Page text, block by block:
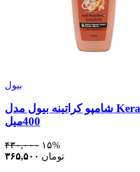
بیول
شامپو كراتينه بیول مدل Keratin Therapy حجم
400ميل
۴۳۰,۰۰۰ ۱۵%
۳۶۵,۵۰۰ تومان